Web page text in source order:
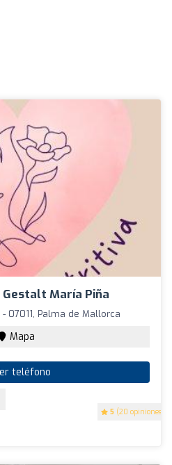
María Piña
5 (20 opiniones)
07011, Palma de Mallorca
Mapa
teléfono